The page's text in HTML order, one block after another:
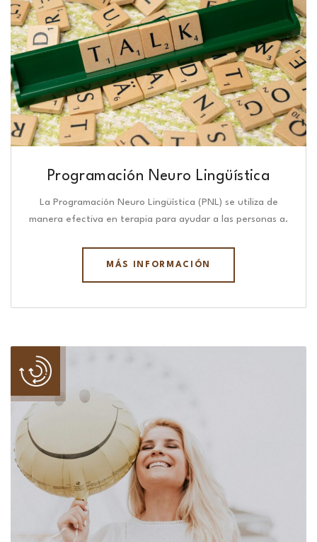
Programación Neuro Lingüística​
La Programación Neuro Lingüística (PNL) se utiliza de
manera efectiva en terapia para ayudar a las personas a.
MÁS INFORMACIÓN